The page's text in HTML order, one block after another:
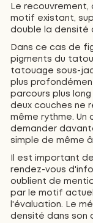
Le
motif existant,
double la densité
Dans ce cas de
pigments du
tatouage sous-
plus
parcours plus
deux couches ne
même rythme. Un
demander
simple de même
Il est important
rendez-vous
oublient de
par le motif
l'évaluation. Le
densité dans son